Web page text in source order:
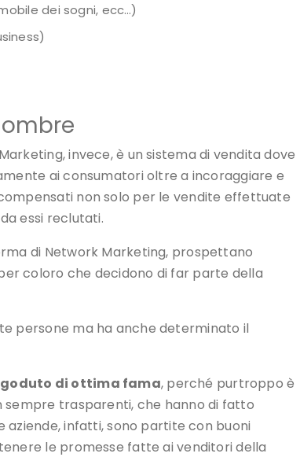
dei sogni, ecc…)
invece, è un sistema di vendita dove
ai consumatori oltre a incoraggiare e
non solo per le vendite effettuate
essi reclutati.
di Network Marketing, prospettano
coloro che decidono di far parte della
persone ma ha anche determinato il
goduto di ottima fama, perché purtroppo è
sempre trasparenti, che hanno di fatto
aziende, infatti, sono partite con buoni
le promesse fatte ai venditori della